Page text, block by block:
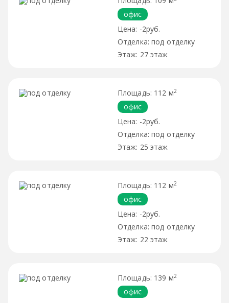
офис
-2руб.
под отделку
27 этаж
112 м2
офис
-2руб.
под отделку
25 этаж
112 м2
офис
-2руб.
под отделку
22 этаж
139 м2
офис